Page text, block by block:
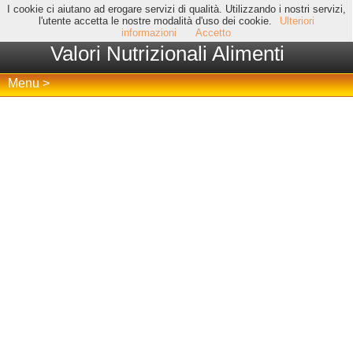
I cookie ci aiutano ad erogare servizi di qualità. Utilizzando i nostri servizi,
l'utente accetta le nostre modalità d'uso dei cookie.
Ulteriori
informazioni
Accetto
Valori Nutrizionali Alimenti
Menu >